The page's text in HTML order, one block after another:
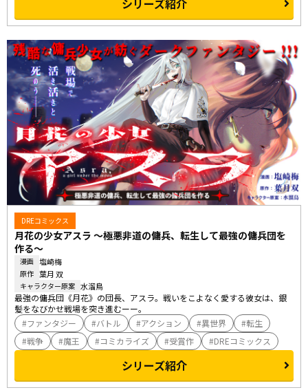
DREコミックス
月花の少女アスラ 〜極悪非道の傭兵、転生して最強の傭兵団を
作る〜
漫画 塩崎梅
原作 葉月 双
キャラクター原案 水溜鳥
最強の傭兵団《月花》の団長、アスラ。戦いをこよなく愛する彼女は、銀
髪をなびかせ戦場を突き進むーー。
ファンタジー
バトル アクション 異世界
転生
戦争
魔王 コミカライズ 受賞作 DREコミックス
シリーズ紹介